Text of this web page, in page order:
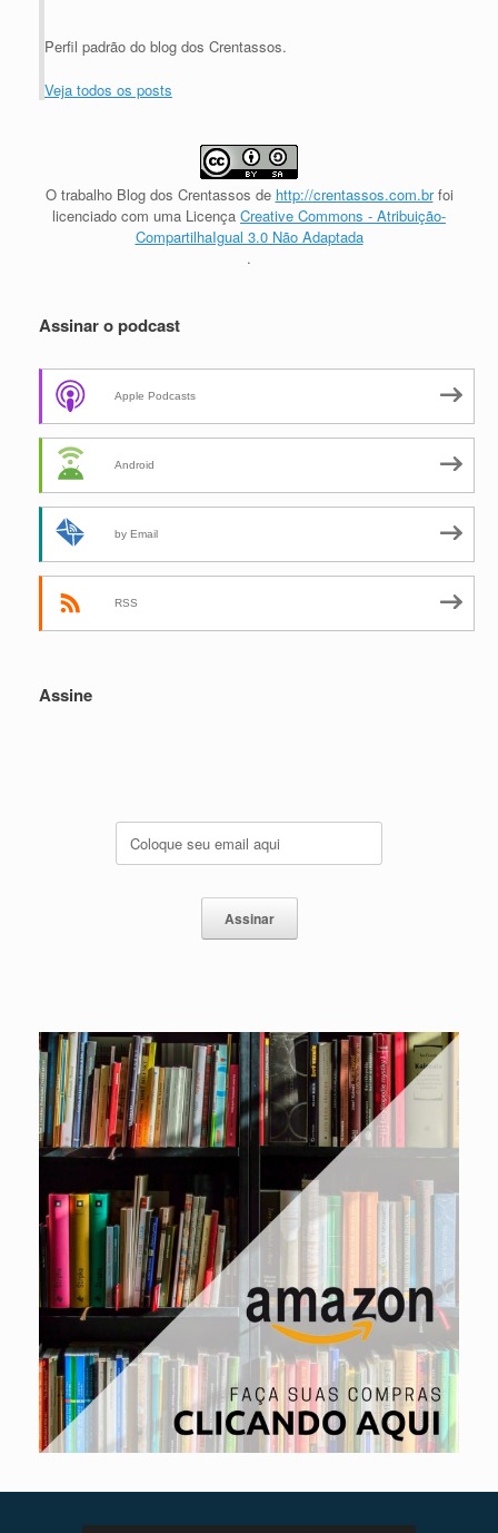
Perfil padrão do blog dos Crentassos.
Veja todos os posts
O trabalho Blog dos Crentassos de http://crentassos.com.brfoi
licenciado com uma Licença Creative Commons - Atribuição-
CompartilhaIgual 3.0 Não Adaptada
.
Assinar o podcast
Apple Podcasts
Android
by Email
RSS
Assine